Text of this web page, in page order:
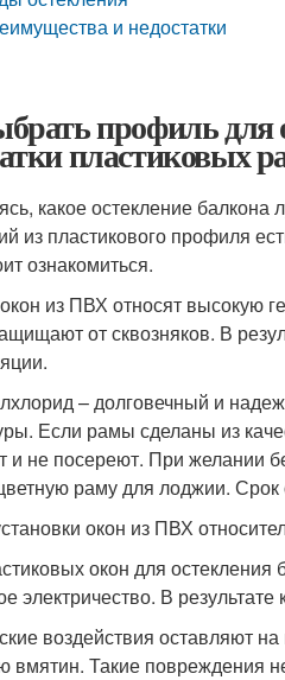
и недостатки
профиль для
пластиковых
какое остекление балкона
из пластикового профиля
ознакомиться.
из ПВХ относят высокую
от сквозняков. В
– долговечный и
Если рамы сделаны из
и не посереют. При желании
раму для лоджии. Срок
окон из ПВХ
окон для
электричество. В
воздействия оставляют
вмятин. Такие повреждения